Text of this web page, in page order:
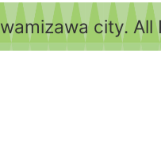
city. All